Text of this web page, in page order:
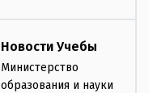
Новости Учебы
Министерство
образования и науки